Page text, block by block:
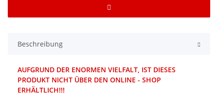
Beschreibung
AUFGRUND DER ENORMEN VIELFALT, IST DIESES
PRODUKT NICHT ÜBER DEN ONLINE - SHOP
ERHÄLTLICH!!!